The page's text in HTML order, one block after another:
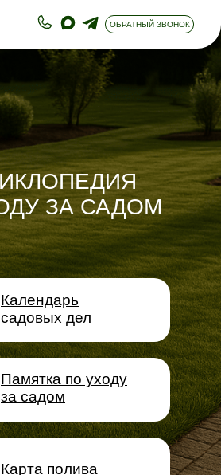
ОБРАТНЫЙ ЗВОНОК
Календарь
садовых дел
Памятка по уходу
за садом
Карта полива
ЗА САДОМ